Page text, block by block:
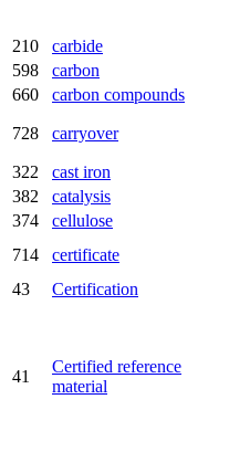
210 carbide
598
carbon
660
carbon compounds
728 carryover
322 cast iron
382
catalysis
374
cellulose
714
certificate
43
Certification
41
Certified reference
material